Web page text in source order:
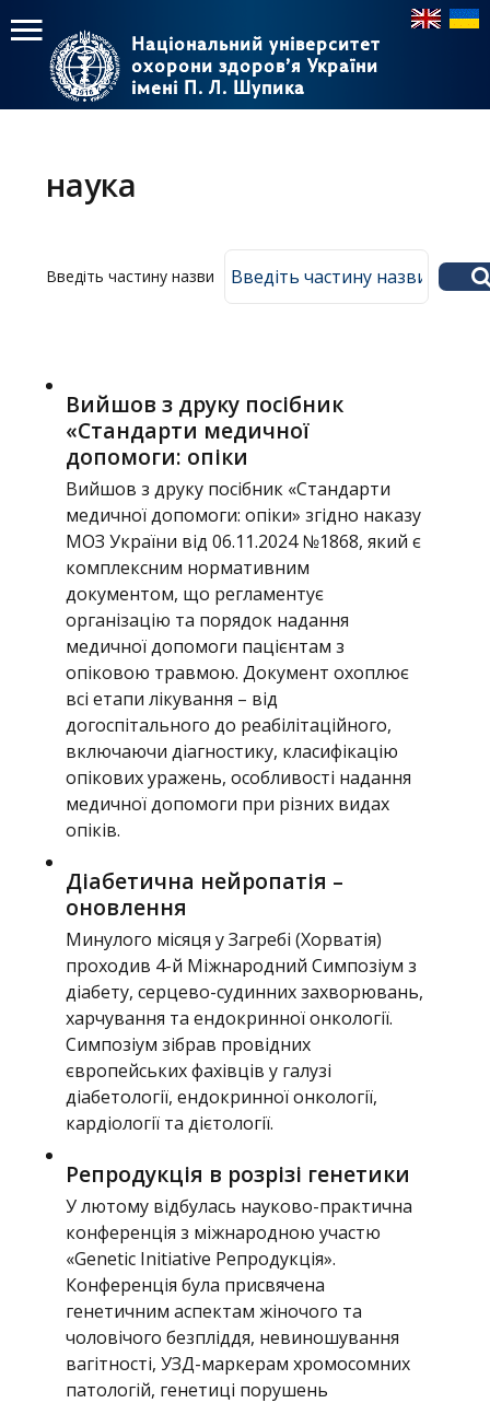
Головнеменю
Головна
Новини
Пошук
Національний університет
охорони здоров’я України
імені П. Л. Шупика
наука
Введіть частину назви
Вийшов з друку посібник
«Стандарти медичної
допомоги: опіки
Вийшов з друку посібник «Стандарти
медичної допомоги: опіки» згідно наказу
МОЗ України від 06.11.2024 №1868, який є
комплексним нормативним
документом, що регламентує
організацію та порядок надання
медичної допомоги пацієнтам з
опіковою травмою. Документ охоплює
всі етапи лікування – від
догоспітального до реабілітаційного,
включаючи діагностику, класифікацію
опікових уражень, особливості надання
медичної допомоги при різних видах
опіків.
Діабетична нейропатія –
оновлення
Минулого місяця у Загребі (Хорватія)
проходив 4-й Міжнародний Симпозіум з
діабету, серцево-судинних захворювань,
харчування та ендокринної онкології.
Симпозіум зібрав провідних
європейських фахівців у галузі
діабетології, ендокринної онкології,
кардіології та дієтології.
Репродукція в розрізі генетики
У лютому відбулась науково-практична
конференція з міжнародною участю
«Genetic Initiative Репродукція».
Конференція була присвячена
генетичним аспектам жіночого та
чоловічого безпліддя, невиношування
вагітності, УЗД-маркерам хромосомних
патологій, генетиці порушень
Пошук
Національний університет
охорони здоров’я України
імені П. Л. Шупика